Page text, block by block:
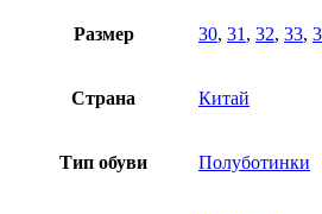
Размер 30, 31 , 32, 33,
Страна Китай
Тип обуви Полуботинки